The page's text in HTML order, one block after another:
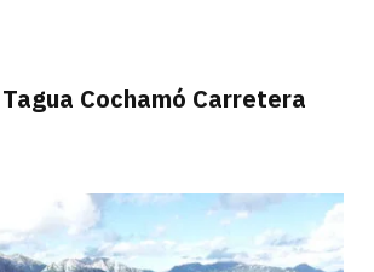
Cochamó Carretera